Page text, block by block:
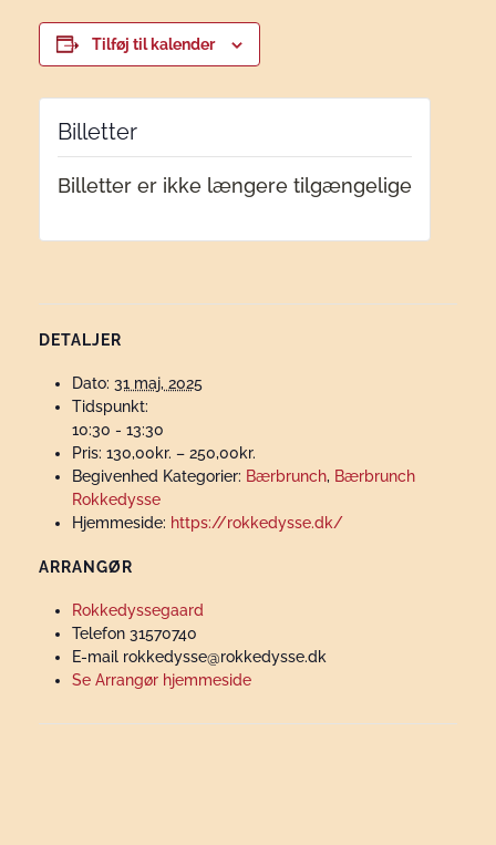
Tilføj til kalender
DETALJER
Dato: 31 maj, 2025
Tidspunkt:
10:30 - 13:30
Pris: 130,00kr. – 250,00kr.
Begivenhed Kategorier: Bærbrunch, Bærbrunch
Rokkedysse
Hjemmeside: https://rokkedysse.dk/
ARRANGØR
Rokkedyssegaard
Telefon 31570740
E-mail rokkedysse@rokkedysse.dk
Se Arrangør hjemmeside
Billetter
Billetter er ikke længere tilgængelige